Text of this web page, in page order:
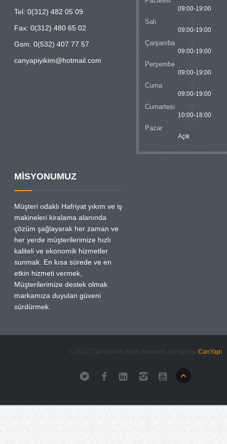
Tel: 0(312) 482 05 09
Fax: 0(312) 480 65 02
Gsm: 0(532) 407 77 57
canyapiyikim@hotmail.com
09:00-19:00
Salı
09:00-19:00
Çarşamba
09:00-19:00
Perşembe
09:00-19:00
Cuma
09:00-19:00
Cumartesi
10:00-18:00
Pazar
Açık
MİSYONUMUZ
Müşteri odaklı Hafriyat yıkım ve iş
makineleri kiralama alanında
çözüm şağlayarak her zaman ve
her yerde müşterilerimize hızlı
kaliteli ve ekonomik hizmetler
sunmak. En kısa sürede ve en
etkin hizmeti vermek,
Müşterilerimize destek olmak
markamıza duyulan güveni
sürdürmek.
© 2017 CanYapı All rights reserved. Design by CanYapı